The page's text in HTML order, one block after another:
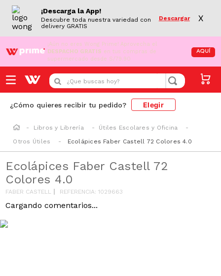
¡Descarga la App!
Descubre toda nuestra variedad con
delivery GRATIS
Descargar X
¡Aún no eres Wong Prime! Aprovecha el
DESPACHO GRATIS en tus compras de
supermercado desde S/79.90
AQUÍ
¿Que buscas hoy?
¿Cómo quieres recibir tu pedido? Elegir
Libros y Librería
Útiles Escolares y Oficina
Otros Útiles
Ecolápices Faber Castell 72 Colores 4.0
Ecolápices Faber Castell 72
Colores 4.0
FABER CASTELL REFERENCIA:1029663
Cargando comentarios...